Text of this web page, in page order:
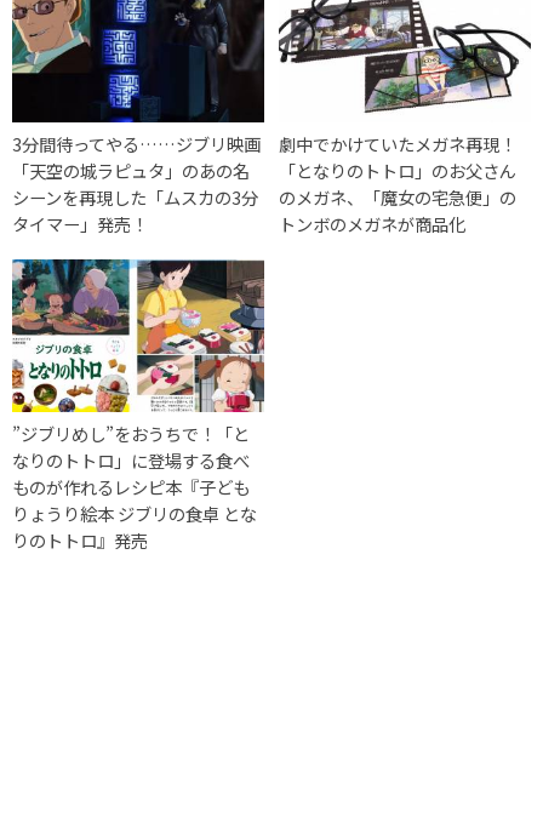
3分間待ってやる……ジブリ映画
「天空の城ラピュタ」のあの名
シーンを再現した「ムスカの3分
タイマー」発売！
劇中でかけていたメガネ再現！
「となりのトトロ」のお父さん
のメガネ、「魔女の宅急便」の
トンボのメガネが商品化
”ジブリめし”をおうちで！「と
なりのトトロ」に登場する食べ
ものが作れるレシピ本『子ども
りょうり絵本 ジブリの食卓 とな
りのトトロ』発売